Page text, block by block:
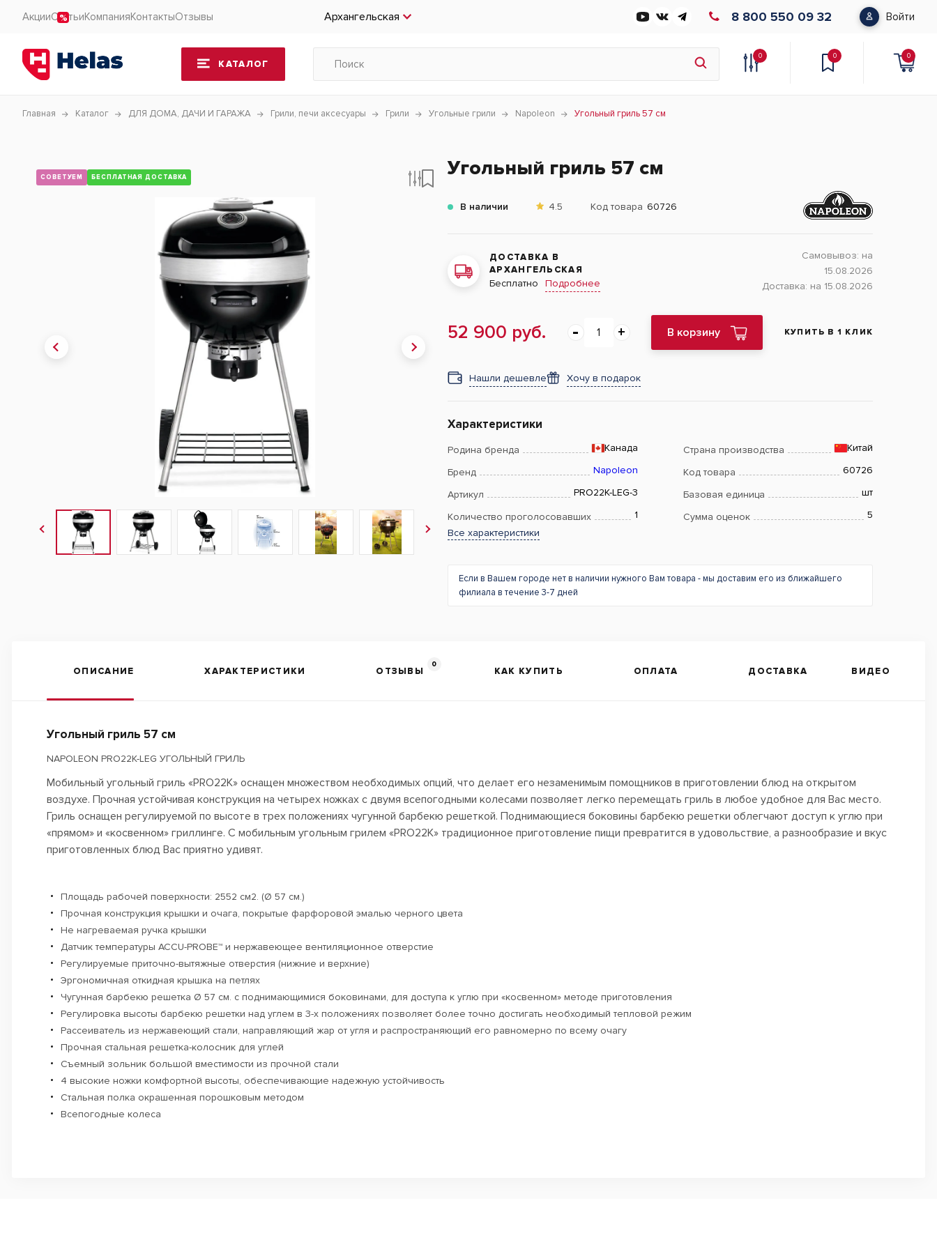
АкцииСтатьиКомпанияКонтактыОтзывы Архангельская 8 800 550 09 32 Войти
КАТАЛОГ
0 0 0
Главная Каталог ДЛЯ ДОМА, ДАЧИ И ГАРАЖА Грили, печи аксесуары Грили Угольные грили Napoleon Угольный гриль 57 см
СОВЕТУЕМ БЕСПЛАТНАЯ ДОСТАВКА Угольный гриль 57 см
В наличии 4.5 Код товара 60726
ДОСТАВКА В
АРХАНГЕЛЬСКАЯ
Бесплатно Подробнее
Самовывоз: на
15.08.2026
Доставка: на 15.08.2026
52 900 руб. В корзину КУПИТЬ В 1 КЛИК
Нашли дешевле Хочу в подарок
Характеристики
Родина бренда Канада Страна производства Китай
Бренд Napoleon Код товара 60726
Артикул PRO22K-LEG-3 Базовая единица шт
Количество проголосовавших 1 Сумма оценок
5
Все характеристики
Если в Вашем городе нет в наличии нужного Вам товара - мы доставим его из ближайшего
филиала в течение 3-7 дней
ОПИСАНИЕ ХАРАКТЕРИСТИКИ ОТЗЫВЫ
0
КАК КУПИТЬ ОПЛАТА ДОСТАВКА ВИДЕО
Угольный гриль 57 см
NAPOLEON PRO22K-LEG УГОЛЬНЫЙ ГРИЛЬ
Мобильный угольный гриль «PRO22K» оснащен множеством необходимых опций, что делает его незаменимым помощников в приготовлении блюд на открытом
воздухе. Прочная устойчивая конструкция на четырех ножках с двумя всепогодными колесами позволяет легко перемещать гриль в любое удобное для Вас место.
Гриль оснащен регулируемой по высоте в трех положениях чугунной барбекю решеткой. Поднимающиеся боковины барбекю решетки облегчают доступ к углю при
«прямом» и «косвенном» гриллинге. С мобильным угольным грилем «PRO22K» традиционное приготовление пищи превратится в удовольствие, а разнообразие и вкус
приготовленных блюд Вас приятно удивят.
Площадь рабочей поверхности: 2552 см2. (Ø 57 см.)
Прочная конструкция крышки и очага, покрытые фарфоровой эмалью черного цвета
Не нагреваемая ручка крышки
Датчик температуры ACCU-PROBE™ и нержавеющее вентиляционное отверстие
Регулируемые приточно-вытяжные отверстия (нижние и верхние)
Эргономичная откидная крышка на петлях
Чугунная барбекю решетка Ø 57 см. с поднимающимися боковинами, для доступа к углю при «косвенном» методе приготовления
Регулировка высоты барбекю решетки над углем в 3-х положениях позволяет более точно достигать необходимый тепловой режим
Рассеиватель из нержавеющий стали, направляющий жар от угля и распространяющий его равномерно по всему очагу
Прочная стальная решетка-колосник для углей
Съемный зольник большой вместимости из прочной стали
4 высокие ножки комфортной высоты, обеспечивающие надежную устойчивость
Стальная полка окрашенная порошковым методом
Всепогодные колеса